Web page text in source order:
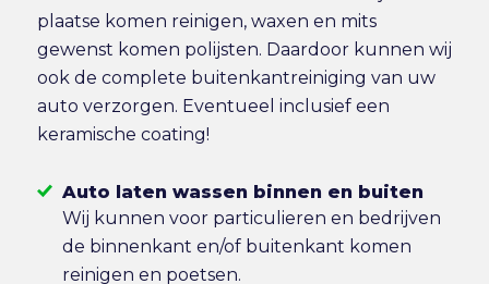
plaatse komen reinigen, waxen en mits
gewenst komen polijsten. Daardoor kunnen wij
ook de complete buitenkantreiniging van uw
auto verzorgen. Eventueel inclusief een
keramische coating!
Auto laten wassen binnen en buiten
Wij kunnen voor particulieren en bedrijven
de binnenkant en/of buitenkant komen
reinigen en poetsen.